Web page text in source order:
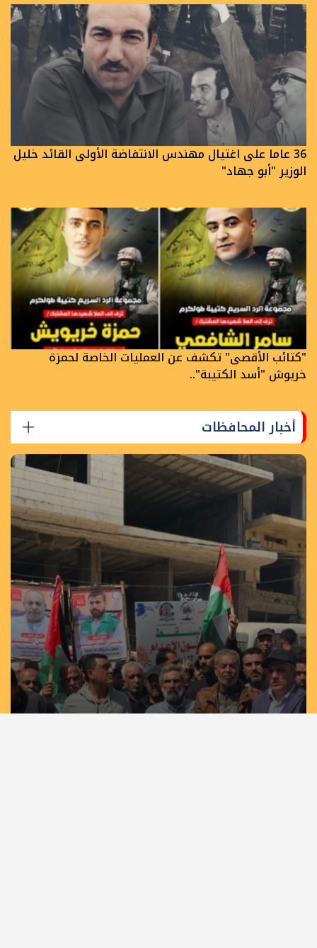
36 عاما على اغتيال مهندس الانتفاضة الأولى القائد خليل
الوزير "أبو جهاد"
"كتائب الأقصى" تكشف عن العمليات الخاصة لحمزة
خريوش "أسد الكتيبة"..
أخبار المحافظات